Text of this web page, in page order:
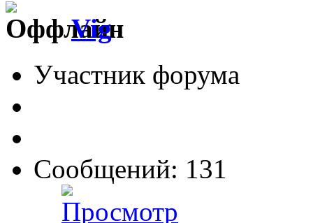
Vig
Участник форума
Сообщений: 131